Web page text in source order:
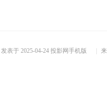
发表于 2025-04-24 投影网手机版